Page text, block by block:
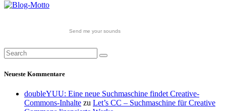
Send me your sounds
Neueste Kommentare
doubleYUU: Eine neue Suchmaschine findet Creative-
Commons-Inhalte zu Let’s CC – Suchmaschine für Creative